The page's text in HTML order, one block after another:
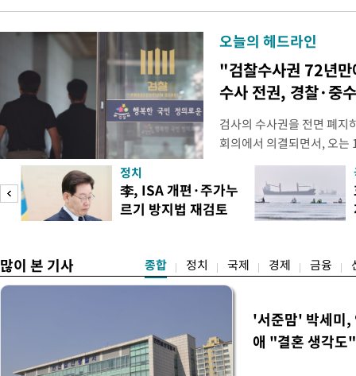
오늘의 헤드라인
"검찰수사권 72년만
수사 전권, 경찰·중
검사의 수사권을 전면 폐지
회의에서 의결되면서, 오는
전면 개편된다. 검사의 모
사건부터 고소·고발 사건
일 법조계에 따르면 검사의
를 사법경찰관으로 일원화
정치
李, ISA 개편·주가누
르기 방지법 재검토
많이 본 기사 종합 정치 국제 경제 금융
'서준맘' 박세미,
애 "결혼 생각도"